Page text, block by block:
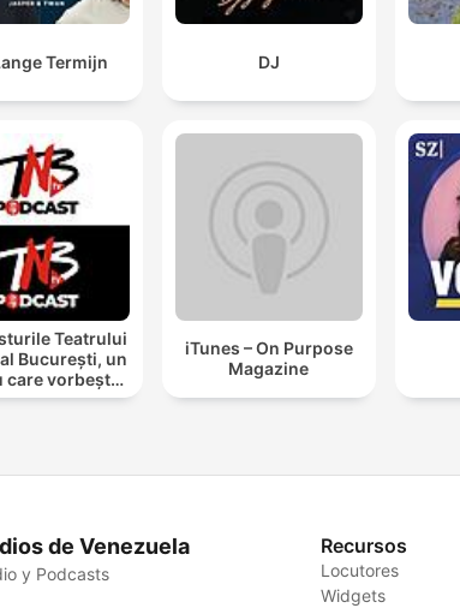
Termijn DJ
Teatrului
București, un
care vorbește
cu tine
iTunes – On Purpose
Magazine
de Venezuela
y Podcasts
Recursos
Locutores
Widgets